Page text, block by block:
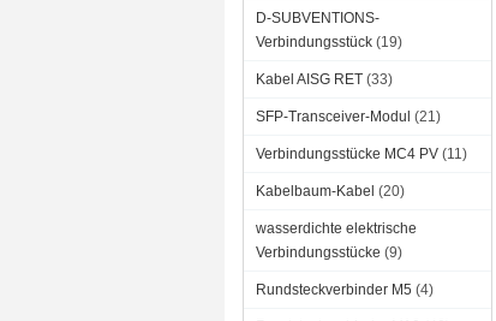
D-SUBVENTIONS-
Verbindungsstück (19)
Kabel AISG RET (33)
SFP-Transceiver-Modul (21)
Verbindungsstücke MC4 PV (11)
Kabelbaum-Kabel (20)
wasserdichte elektrische
Verbindungsstücke (9)
Rundsteckverbinder M5 (4)